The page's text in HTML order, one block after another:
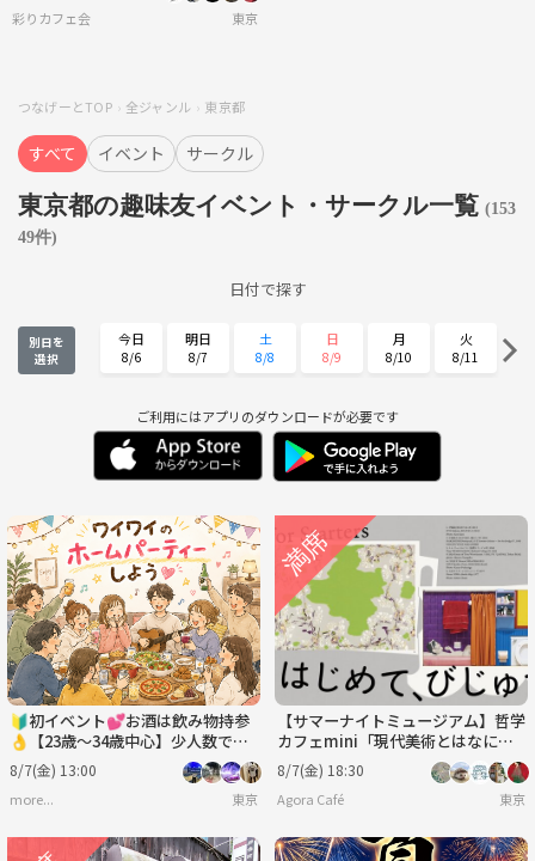
彩りカフェ会 東京
つなげーとTOP 全ジャンル 東京都
すべて イベント サークル
東京都の趣味友イベント・サークル一覧 (153
49件)
日付で探す
別日を
選択
今日
8/6
明日
8/7
土
8/8
日
8/9
月
8/10
火
8/11
8/12 8/13 8/14 8/15 8/16
火
8/18
水
8/19
金
8/21
土
8/22
8/24 8/25 8/29
日
8/30
月
8/31 9/1
水
9/2
木
9/3
金
9/4
ご利用にはアプリのダウンロードが必要です
🔰初イベント💕お酒は飲み物持参
👌【23歳～34歳中心】少人数でホ
ームパーティーという名のランチ会
😋🍴🎉
8/7(金) 13:00
more... 東京
【サマーナイトミュージアム】哲学
カフェmini「現代美術とはなに
か」@東京現代美術館※年齢制限有
8/7(金) 18:30
Agora Café 東京